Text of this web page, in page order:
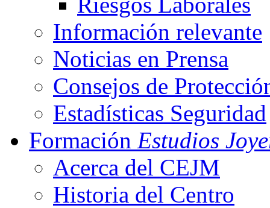
Información relevante
Noticias en Prensa
Consejos de
Estadísticas Seguridad
Formación Estudios
Acerca del CEJM
Historia del Centro